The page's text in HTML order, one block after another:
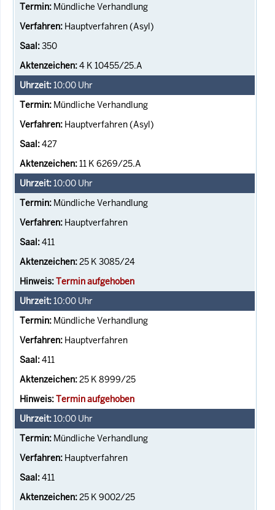
Mündliche Verhandlung
Hauptverfahren (Asyl)
350
4 K 10455/25.A
10:00 Uhr
Mündliche Verhandlung
Hauptverfahren (Asyl)
427
11 K 6269/25.A
10:00 Uhr
Mündliche Verhandlung
Hauptverfahren
411
25 K 3085/24
Termin aufgehoben
10:00 Uhr
Mündliche Verhandlung
Hauptverfahren
411
25 K 8999/25
Termin aufgehoben
10:00 Uhr
Mündliche Verhandlung
Hauptverfahren
411
25 K 9002/25